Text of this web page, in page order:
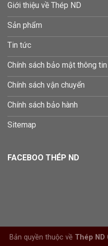
Giới thiệu về Thép ND
Sản phẩm
Tin tức
Chính sách bảo mật thông tin
Chính sách vận chuyển
Chính sách bảo hành
Sitemap
FACEBOO THÉP ND
Bản quyền thuộc về Thép ND